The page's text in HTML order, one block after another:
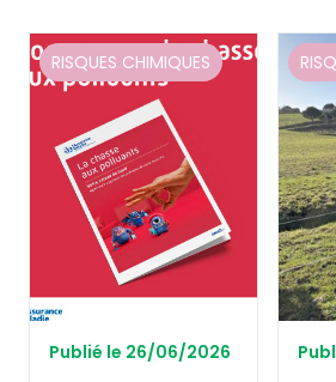
RISQUES CHIMIQUES
Publié le 26/06/2026